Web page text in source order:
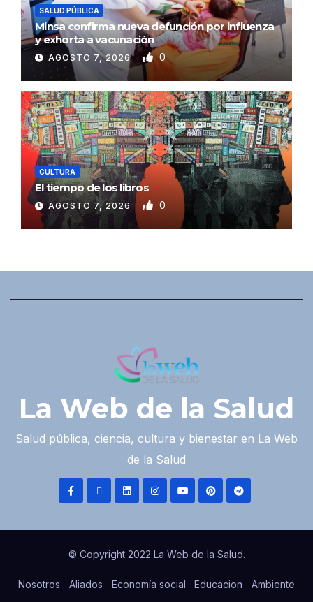
SALUD PÚBLICA
Minsa confirma nueva defunción por influenza
y exhorta a vacunación
AGOSTO 7, 2026 0
CULTURA
El tiempo de los libros
AGOSTO 7, 2026 0
La Web de la Salud
Salud pública, ciencia, cultura y bienestar en La Web
de la Salud
© Copyright 2022 La Web de la Salud.
Nosotros Aliados Economía social Educacion
Ambiente